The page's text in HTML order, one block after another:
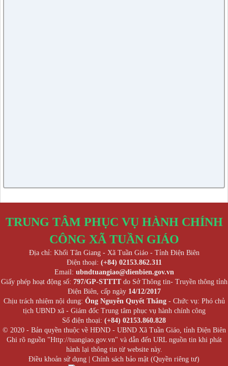
TRUNG TÂM PHỤC VỤ HÀNH CHÍNH
CÔNG XÃ TUẦN GIÁO
Địa chỉ: Khối Tân Giang - Xã Tuần Giáo - Tỉnh Điện Biên
Điện thoại: (+84) 02153.862.311
Email: ubndtuangiao@dienbien.gov.vn
Giấy phép hoạt động số: 797/GP-STTTTdo Sở Thông tin- Truyền thông tỉnh
Điện Biên, cấp ngày 14/12/2017
Chịu trách nhiệm nội dung: Ông Nguyễn Quyết Thắng- Chức vụ: Phó chủ
tịch UBND xã - Giám đốc Trung tâm phục vụ hành chính công
Số điện thoại: (+84) 02153.860.828
© 2020 - Bản quyền thuộc về HĐND - UBND Xã Tuần Giáo, tỉnh Điện Biên
Ghi rõ nguồn "Http://tuangiao.gov.vn" và dẫn đến URL nguồn tin khi phát
hành lại thông tin từ website này.
Điều khoản sử dụng
Chính sách bảo mật (Quyền riêng tư)